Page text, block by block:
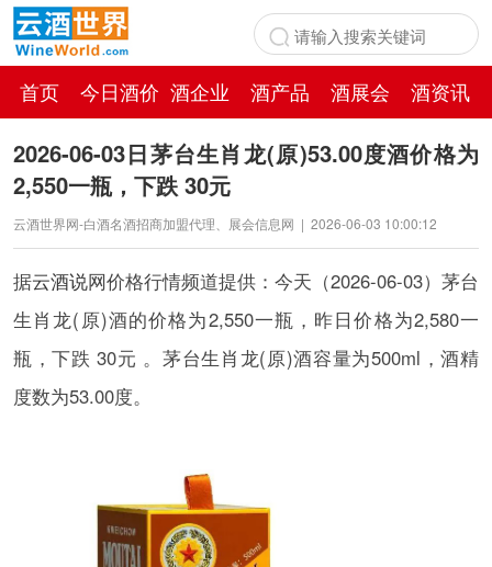
首页 今日酒价 酒企业 酒产品 酒展会
酒资讯
百科
2026-06-03日茅台生肖龙(原)53.00度酒价格为
2,550一瓶，下跌 30元
云酒世界网-白酒名酒招商加盟代理、展会信息网 | 2026-06-03 10:00:12
据云酒说网价格行情频道提供：今天（2026-06-03）茅台
生肖龙(原)酒的价格为2,550一瓶，昨日价格为2,580一
瓶，下跌 30元 。茅台生肖龙(原)酒容量为500ml，酒精
度数为53.00度。